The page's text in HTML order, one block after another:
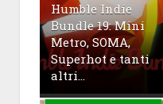
Humble Indie
Bundle 19: Mini
Metro, SOMA,
Superhot e tanti
altri…